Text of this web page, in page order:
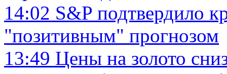
14:02 S&P подтвердило
"позитивным" прогнозом
13:49 Цены на золото